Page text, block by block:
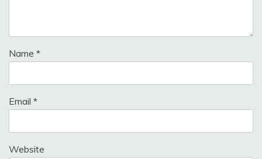
Name *
Email *
Website